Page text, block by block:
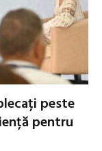
peste
pentru